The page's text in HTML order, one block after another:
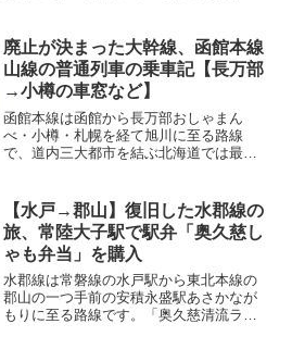
両の聖地と呼ばれた中国地方の普通列車
でも最近は置き換え...
廃止が決まった大幹線、函館本線
山線の普通列車の乗車記【長万部
→小樽の車窓など】
函館本線は函館から長万部おしゃまん
べ・小樽・札幌を経て旭川に至る路線
で、道内三大都市を結ぶ北海道では最も
経由のルート（海線）を通るため、函館
本線のうち「山線」と呼ばれる...
【水戸→郡山】復旧した水郡線の
旅、常陸大子駅で駅弁「奥久慈し
ゃも弁当」を購入
水郡線は常磐線の水戸駅から東北本線の
郡山の一つ手前の安積永盛駅あさかなが
もりに至る路線です。「奥久慈清流ライ